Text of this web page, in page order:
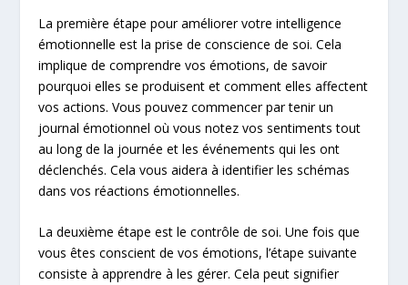
La première étape pour améliorer votre intelligence
émotionnelle est la prise de conscience de soi. Cela
implique de comprendre vos émotions, de savoir
pourquoi elles se produisent et comment elles affectent
vos actions. Vous pouvez commencer par tenir un
journal émotionnel où vous notez vos sentiments tout
au long de la journée et les événements qui les ont
déclenchés. Cela vous aidera à identifier les schémas
dans vos réactions émotionnelles.
La deuxième étape est le contrôle de soi. Une fois que
vous êtes conscient de vos émotions, l’étape suivante
consiste à apprendre à les gérer. Cela peut signifier